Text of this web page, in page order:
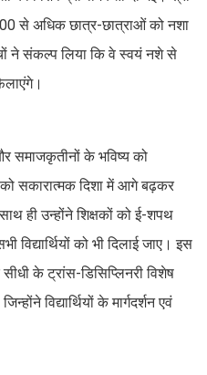
से अधिक छात्र-छात्राओं को नशा
ने संकल्प लिया कि वे स्वयं नशे से
समाजकृतीनों के भविष्य को
को सकारात्मक दिशा में आगे बढ़कर
साथ ही उन्होंने शिक्षकों को ई-शपथ
विद्यार्थियों को भी दिलाई जाए। इस
के ट्रांस-डिसिप्लिनरी विशेष
विद्यार्थियों के मार्गदर्शन एवं